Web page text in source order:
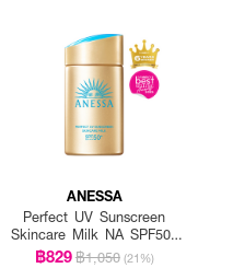
ANESSA
Perfect UV Sunscreen
Skincare Milk NA SPF50+
PA++++
฿829฿1,050 (21%)